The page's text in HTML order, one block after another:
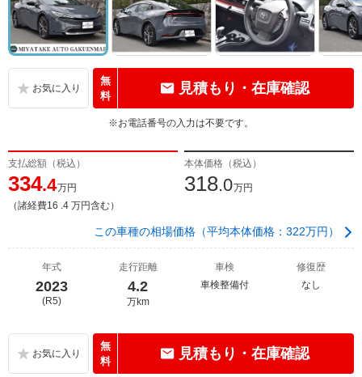
無
料
見積もり・在庫確認
※お電話番号の入力は不要です。
支払総額（税込）
334.4万円
（諸経費16 .4 万円含む）
本体価格（税込）
318.0万円
この車種の相場価格（平均本体価格：322万円）
年式
2023
(R5)
走行距離
4.2
万km
車検
車検整備付
修復歴
なし
無
料
見積もり・在庫確認